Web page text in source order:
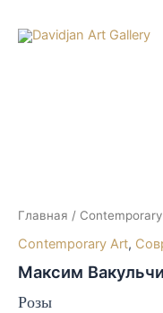
Главная /
Contemporary Art,
Максим
Розы